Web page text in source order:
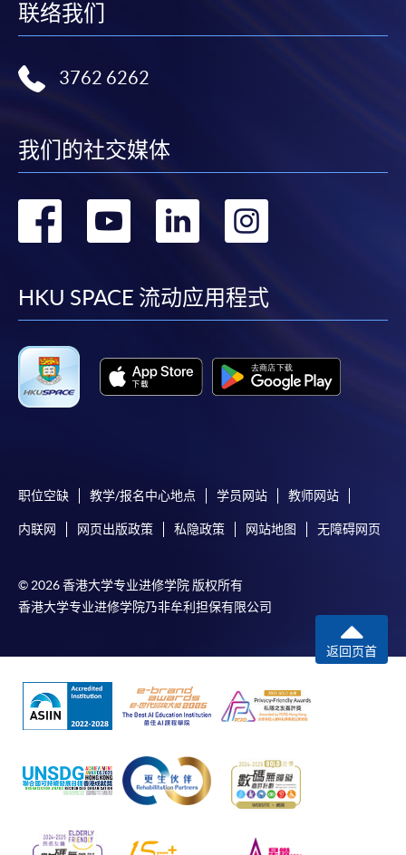
联络我们
3762 6262
我们的社交媒体
转
facebook
转
youtube
转
linkedin
HKU SPACE 流动应用程式
职位空缺 教学/报名中心地点 学员网站 教师网站
内联网 网页出版政策 私隐政策 网站地图 无障碍网页
© 2026 香港大学专业进修学院 版权所有
香港大学专业进修学院乃非牟利担保有限公司
返回页首